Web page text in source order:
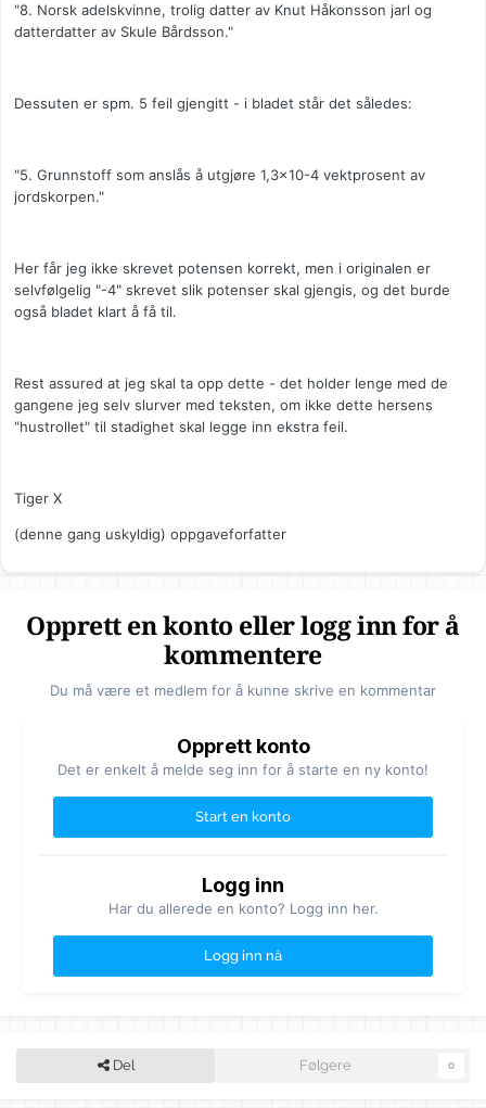
"8. Norsk adelskvinne, trolig datter av Knut Håkonsson jarl og
datterdatter av Skule Bårdsson."
Dessuten er spm. 5 feil gjengitt - i bladet står det således:
"5. Grunnstoff som anslås å utgjøre 1,3x10-4 vektprosent av
jordskorpen."
Her får jeg ikke skrevet potensen korrekt, men i originalen er
selvfølgelig "-4" skrevet slik potenser skal gjengis, og det burde
også bladet klart å få til.
Rest assured at jeg skal ta opp dette - det holder lenge med de
gangene jeg selv slurver med teksten, om ikke dette hersens
"hustrollet" til stadighet skal legge inn ekstra feil.
Tiger X
(denne gang uskyldig) oppgaveforfatter
Opprett en konto eller logg inn for å
kommentere
Du må være et medlem for å kunne skrive en kommentar
Opprett konto
Det er enkelt å melde seg inn for å starte en ny konto!
Start en konto
Logg inn
Har du allerede en konto? Logg inn her.
Logg inn nå
Del Følgere 0